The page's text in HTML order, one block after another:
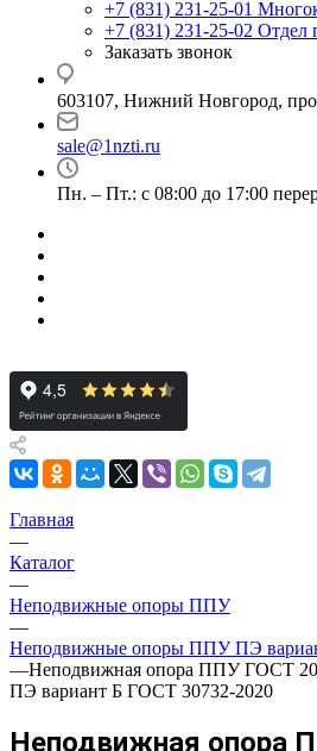
+7 (831) 231-25-01
+7 (831) 231-25-02 Отдел
Заказать звонок
603107, Нижний Новгород,
sale@1nzti.ru
Пн. – Пт.: с 08:00 до 17:00
Главная
—
Каталог
—
Неподвижные опоры ППУ
—
Неподвижные опоры ППУ ПЭ
—Неподвижная опора ППУ ГОСТ
ПЭ вариант Б ГОСТ 30732-2020
Неподвижная опора